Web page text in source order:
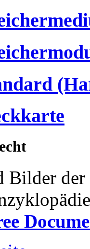
Bilder